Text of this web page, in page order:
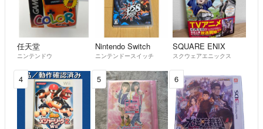
メッセージのやり取りは迅速に行うつもりですが、返信が遅れてしまう
こともあります。
★自宅保管です。
細部にこだわる方のご購入がご遠慮ください。
発送前できるだけ綺麗な状態にした上、アルコール消毒作業しておりま
す。
トラブルを避ける為、細部までこだわりのある方、神経質な方はご購入
をご遠慮させて頂きます。
以上ご理解の上、お探しの方はお早めに検討お願い致しますm(_ _)mこ
任天堂
ニンテンドウ
Nintendo Switch
ニンテンドースイッチ
SQUARE ENIX
スクウェアエニックス
4 5 6